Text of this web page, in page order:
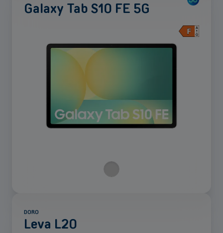
Galaxy Tab S10 FE 5G
DORO
Leva L20